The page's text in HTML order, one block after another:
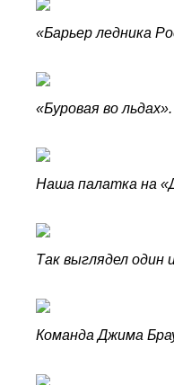
«Барьер ледника
«Буровая во
Наша палатка на
Так выглядел один
Команда Джима